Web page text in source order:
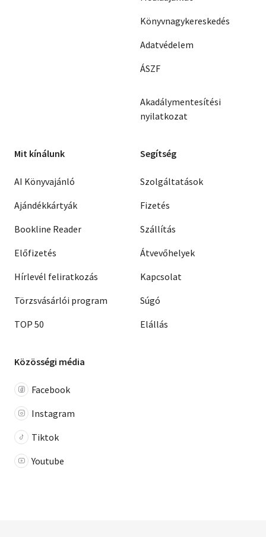
Könyvnagykereskedés
Adatvédelem
ÁSZF
Akadálymentesítési
nyilatkozat
Mit kínálunk
AI Könyvajánló
Ajándékkártyák
Bookline Reader
Előfizetés
Hírlevél feliratkozás
Törzsvásárlói program
TOP 50
Segítség
Szolgáltatások
Fizetés
Szállítás
Átvevőhelyek
Kapcsolat
Súgó
Elállás
Közösségi média
Facebook
Instagram
Tiktok
Youtube